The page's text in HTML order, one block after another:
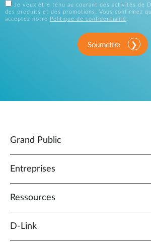
Je veux être tenu au courant des activités de
des produits et des promotions. Vous confirmez
acceptez notre
Politique de confidentialité.
Soumettre
Grand Public
Entreprises
Ressources
D‑Link